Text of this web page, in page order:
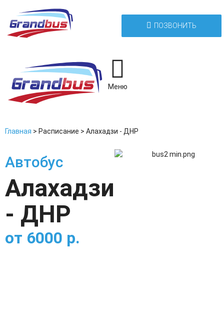
ПОЗВОНИТЬ
Меню
Главная > Расписание > Алахадзи - ДНР
Автобус
Алахадзи
- ДНР
от 6000 р.